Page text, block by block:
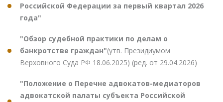
Российской Федерации за первый квартал 2026
года"
"Обзор судебной практики по делам о
банкротстве граждан"(утв. Президиумом
Верховного Суда РФ 18.06.2025) (ред. от 29.04.2026)
"Положение о Перечне адвокатов-медиаторов
адвокатской палаты субъекта Российской